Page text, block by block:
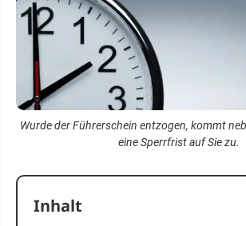
Wurde der Führerschein entzogen, kommt
eine Sperrfrist auf Sie zu.
Inhalt